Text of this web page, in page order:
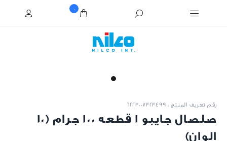
0
رقم تعريف المنتج : 6223007323499
صلصال جايبو ١ قطعه 100 جرام (10
الوان)